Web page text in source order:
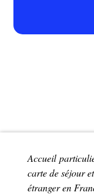
Accueil
carte de séjour
étranger en